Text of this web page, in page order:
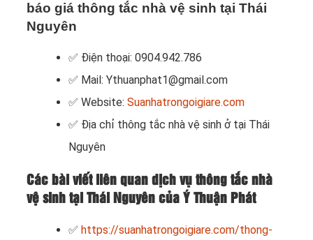
báo giá thông tắc nhà vệ sinh tại Thái
Nguyên
✅ Điện thoại: 0904.942.786
✅ Mail: Ythuanphat1@gmail.com
✅ Website: Suanhatrongoigiare.com
✅ Địa chỉ thông tắc nhà vệ sinh ở tại Thái
Nguyên
Các bài viết liên quan dịch vụ thông tắc nhà
vệ sinh tại Thái Nguyên của Ý Thuận Phát
✅ https://suanhatrongoigiare.com/thong-